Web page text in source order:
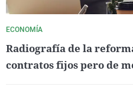
ECONOMÍA
Radiografía de la
contratos fijos pero de